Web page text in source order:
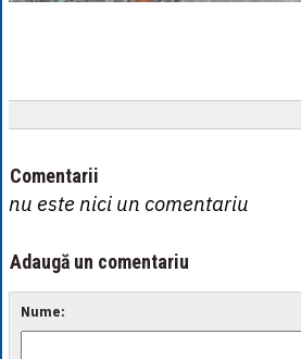
Comentarii
nu este nici un comentariu
Adaugă un comentariu
Nume: